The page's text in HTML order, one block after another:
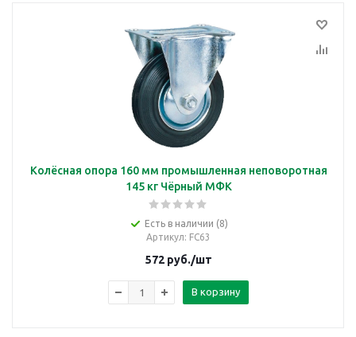
Колёсная опора 160 мм промышленная неповоротная
145 кг Чёрный МФК
Есть в наличии (8)
Артикул: FC63
572руб./шт
В корзину